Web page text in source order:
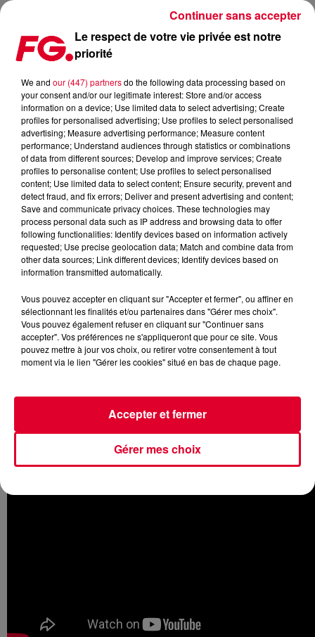
SORTIES CINÉMA - MERCREDI 10 OCTOBRE 2018
Publié : 10 octobre 2018 à 7h45 par La rédaction
C'estle film très attendu de cette semaine. Le tout nouveau
le fameux personnage Venom. Michelle Williams est
également au casting. Accrochez-vous...
Le respect de votre vie privée est notre
priorité
We and our (447) partnersdo the following data processing based on
your consent and/or our legitimate interest: Store and/or access
information on a device; Use limited data to select advertising; Create
profiles for personalised advertising; Use profiles to select personalised
advertising; Measure advertising performance; Measure content
performance; Understand audiences through statistics or combinations
of data from different sources; Develop and improve services; Create
profiles to personalise content; Use profiles to select personalised
content; Use limited data to select content; Ensure security, prevent and
detect fraud, and fix errors; Deliver and present advertising and content;
Save and communicate privacy choices. These technologies may
process personal data such as IP address and browsing data to offer
following functionalities: Identify devices based on information actively
requested; Use precise geolocation data; Match and combine data from
other data sources; Link different devices; Identify devices based on
information transmitted automatically.
Vous pouvez accepter en cliquant sur "Accepter et fermer", ou affiner en
sélectionnant les finalités et/ou partenaires dans "Gérer mes choix".
Vous pouvez également refuser en cliquant sur "Continuer sans
accepter". Vos préférences ne s'appliqueront que pour ce site. Vous
pouvez mettre à jour vos choix, ou retirer votre consentement à tout
moment via le lien "Gérer les cookies" situé en bas de chaque page.
Gérer mes choix
Accepter et fermer
Continuer sans accepter